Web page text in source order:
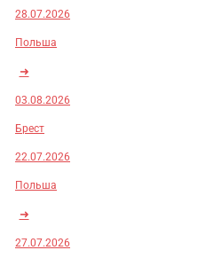
28.07.2026
Польша
➜
03.08.2026
Брест
22.07.2026
Польша
➜
27.07.2026